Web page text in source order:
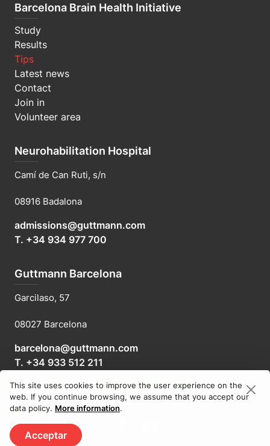
Barcelona Brain Health Initiative
Study
Results
Tips
Latest news
Contact
Join in
Volunteer area
Neurohabilitation Hospital
Camí de Can Ruti, s/n
08916 Badalona
admissions@guttmann.com
T. +34 934 977 700
Guttmann Barcelona
Garcilaso, 57
08027 Barcelona
barcelona@guttmann.com
T. +34 933 512 211
© 2026, Fundació Institut Guttmann • Legal notice
This site uses cookies to improve the user experience on the
web. If you continue browsing, we assume that you accept our
data policy. More information.
Acceptar